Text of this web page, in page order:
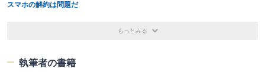
スマホの解約は問題だ
もっとみる
執筆者の書籍